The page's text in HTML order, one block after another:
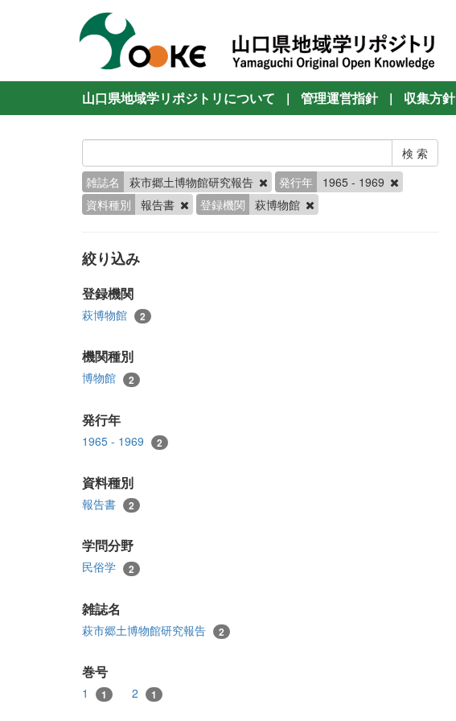
山口県地域学リポジトリについて | 管理運営指針 | 収集方針
雑誌名 萩市郷土博物館研究報告 発行年
1965 - 1969
資料種別
報告書 登録機関 萩博物館
絞り込み
登録機関
萩博物館 2
機関種別
博物館 2
発行年
1965 - 1969 2
資料種別
報告書 2
学問分野
民俗学 2
雑誌名
萩市郷土博物館研究報告 2
巻号
1 1 2 1